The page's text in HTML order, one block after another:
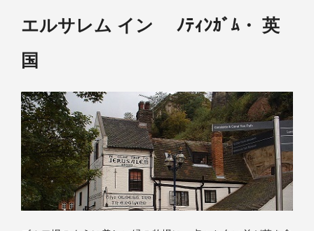
エルサレム イン ﾉﾃｨﾝｶﾞﾑ・ 英
国